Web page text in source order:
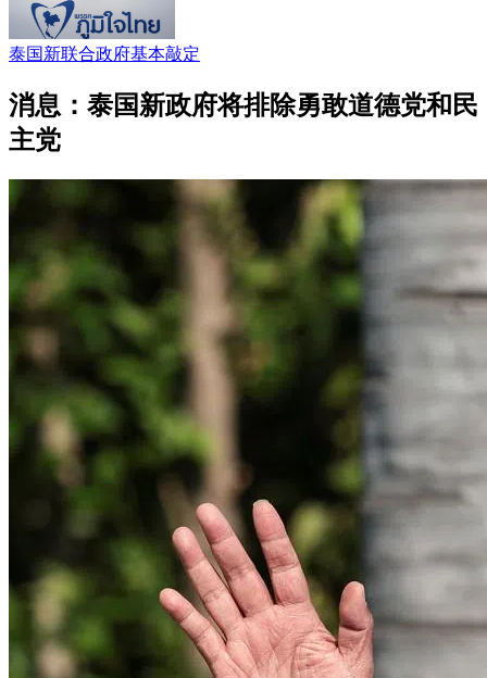
泰国新联合政府基本敲定
消息：泰国新政府将排除勇敢道德党和民
主党